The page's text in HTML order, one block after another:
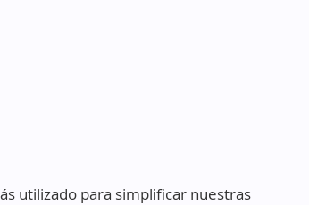
utilizado para simplificar nuestras